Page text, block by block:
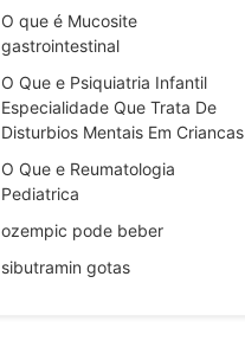
O que é Mucosite
gastrointestinal
O Que e Psiquiatria Infantil
Especialidade Que Trata De
Disturbios Mentais Em Criancas
O Que e Reumatologia
Pediatrica
ozempic pode beber
sibutramin gotas